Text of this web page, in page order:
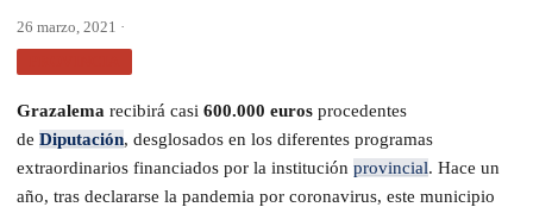
26 marzo, 2021 ·
Grazalema recibirá casi 600.000 euros procedentes
de Diputación, desglosados en los diferentes programas
extraordinarios financiados por la institución provincial. Hace un
año, tras declararse la pandemia por coronavirus, este municipio